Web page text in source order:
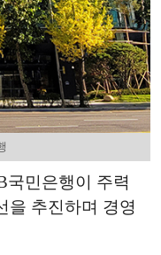
민은행이 주력
을 추진하며 경영